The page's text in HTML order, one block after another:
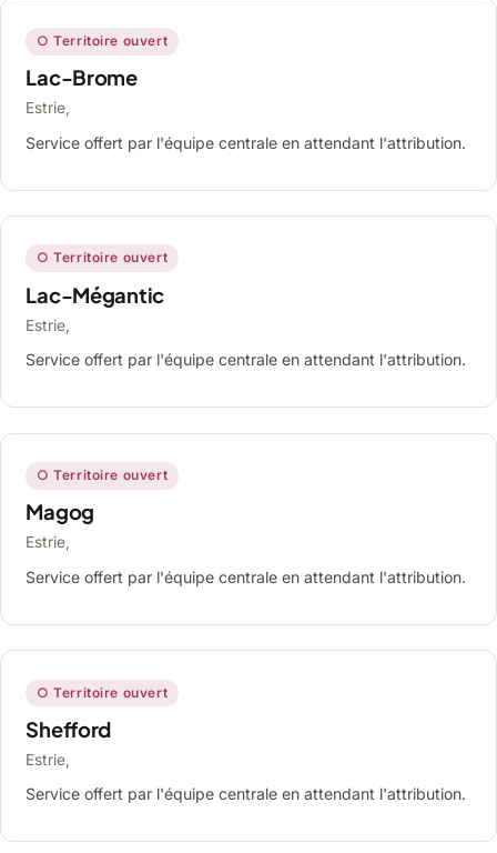
○ Territoire ouvert
Lac-Brome
Estrie,
Service offert par l'équipe centrale en attendant l'attribution.
○ Territoire ouvert
Lac-Mégantic
Estrie,
Service offert par l'équipe centrale en attendant l'attribution.
○ Territoire ouvert
Magog
Estrie,
Service offert par l'équipe centrale en attendant l'attribution.
○ Territoire ouvert
Shefford
Estrie,
Service offert par l'équipe centrale en attendant l'attribution.